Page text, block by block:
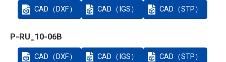
CAD（DXF） CAD（IGS） CAD（STP）
P-RU_10-06B
CAD（DXF） CAD（IGS） CAD（STP）